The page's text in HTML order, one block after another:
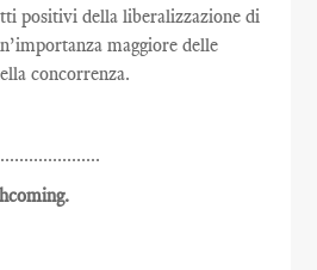
positivi della liberalizzazione di
maggiore delle
concorrenza.
.....................